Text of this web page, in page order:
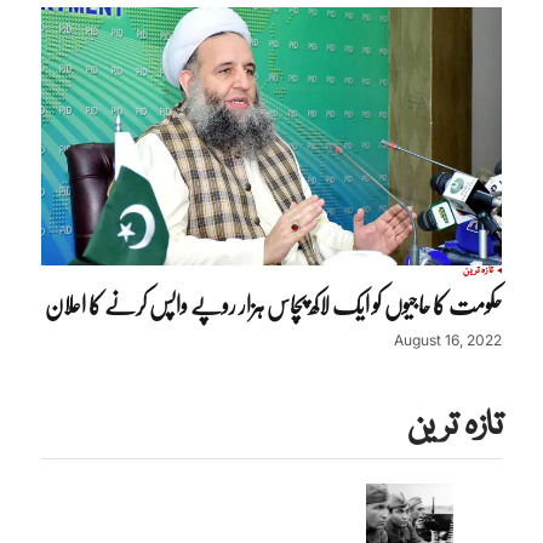
تازہ ترین
حکومت کا حاجیوں کو ایک لاکھ پچاس ہزار روپے واپس کرنے کا اعلان
August 16, 2022
تازہ ترین